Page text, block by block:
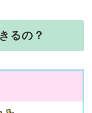
るの？